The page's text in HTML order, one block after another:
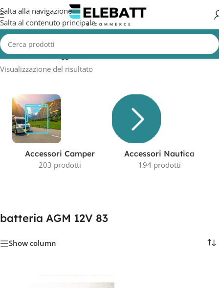
Salta alla navigazione
Salta al contenuto principale
Home/Prodotti taggati “batteria AGM 12V 83”
Visualizzazione del risultato
Accessori Camper
203 prodotti
Accessori Nautica
194 prodotti
batteria AGM 12V 83
Show column